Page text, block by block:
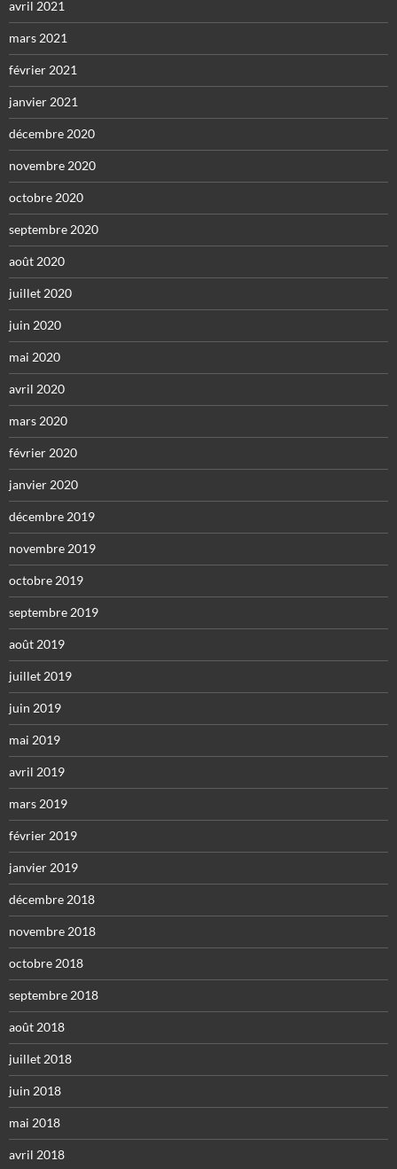
avril 2021
mars 2021
février 2021
janvier 2021
décembre 2020
novembre 2020
octobre 2020
septembre 2020
août 2020
juillet 2020
juin 2020
mai 2020
avril 2020
mars 2020
février 2020
janvier 2020
décembre 2019
novembre 2019
octobre 2019
septembre 2019
août 2019
juillet 2019
juin 2019
mai 2019
avril 2019
mars 2019
février 2019
janvier 2019
décembre 2018
novembre 2018
octobre 2018
septembre 2018
août 2018
juillet 2018
juin 2018
mai 2018
avril 2018